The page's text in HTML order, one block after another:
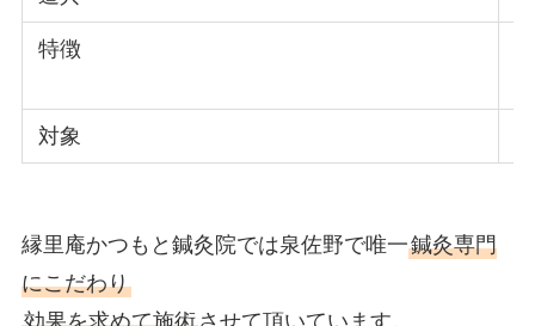
特徴
対象
縁里庵かつもと鍼灸院では泉佐野で唯一鍼灸専門
にこだわり
効果を求めて施術させて頂いています。